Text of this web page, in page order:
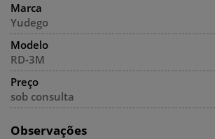
Marca
Yudego
Modelo
RD-3M
Preço
sob consulta
Observações